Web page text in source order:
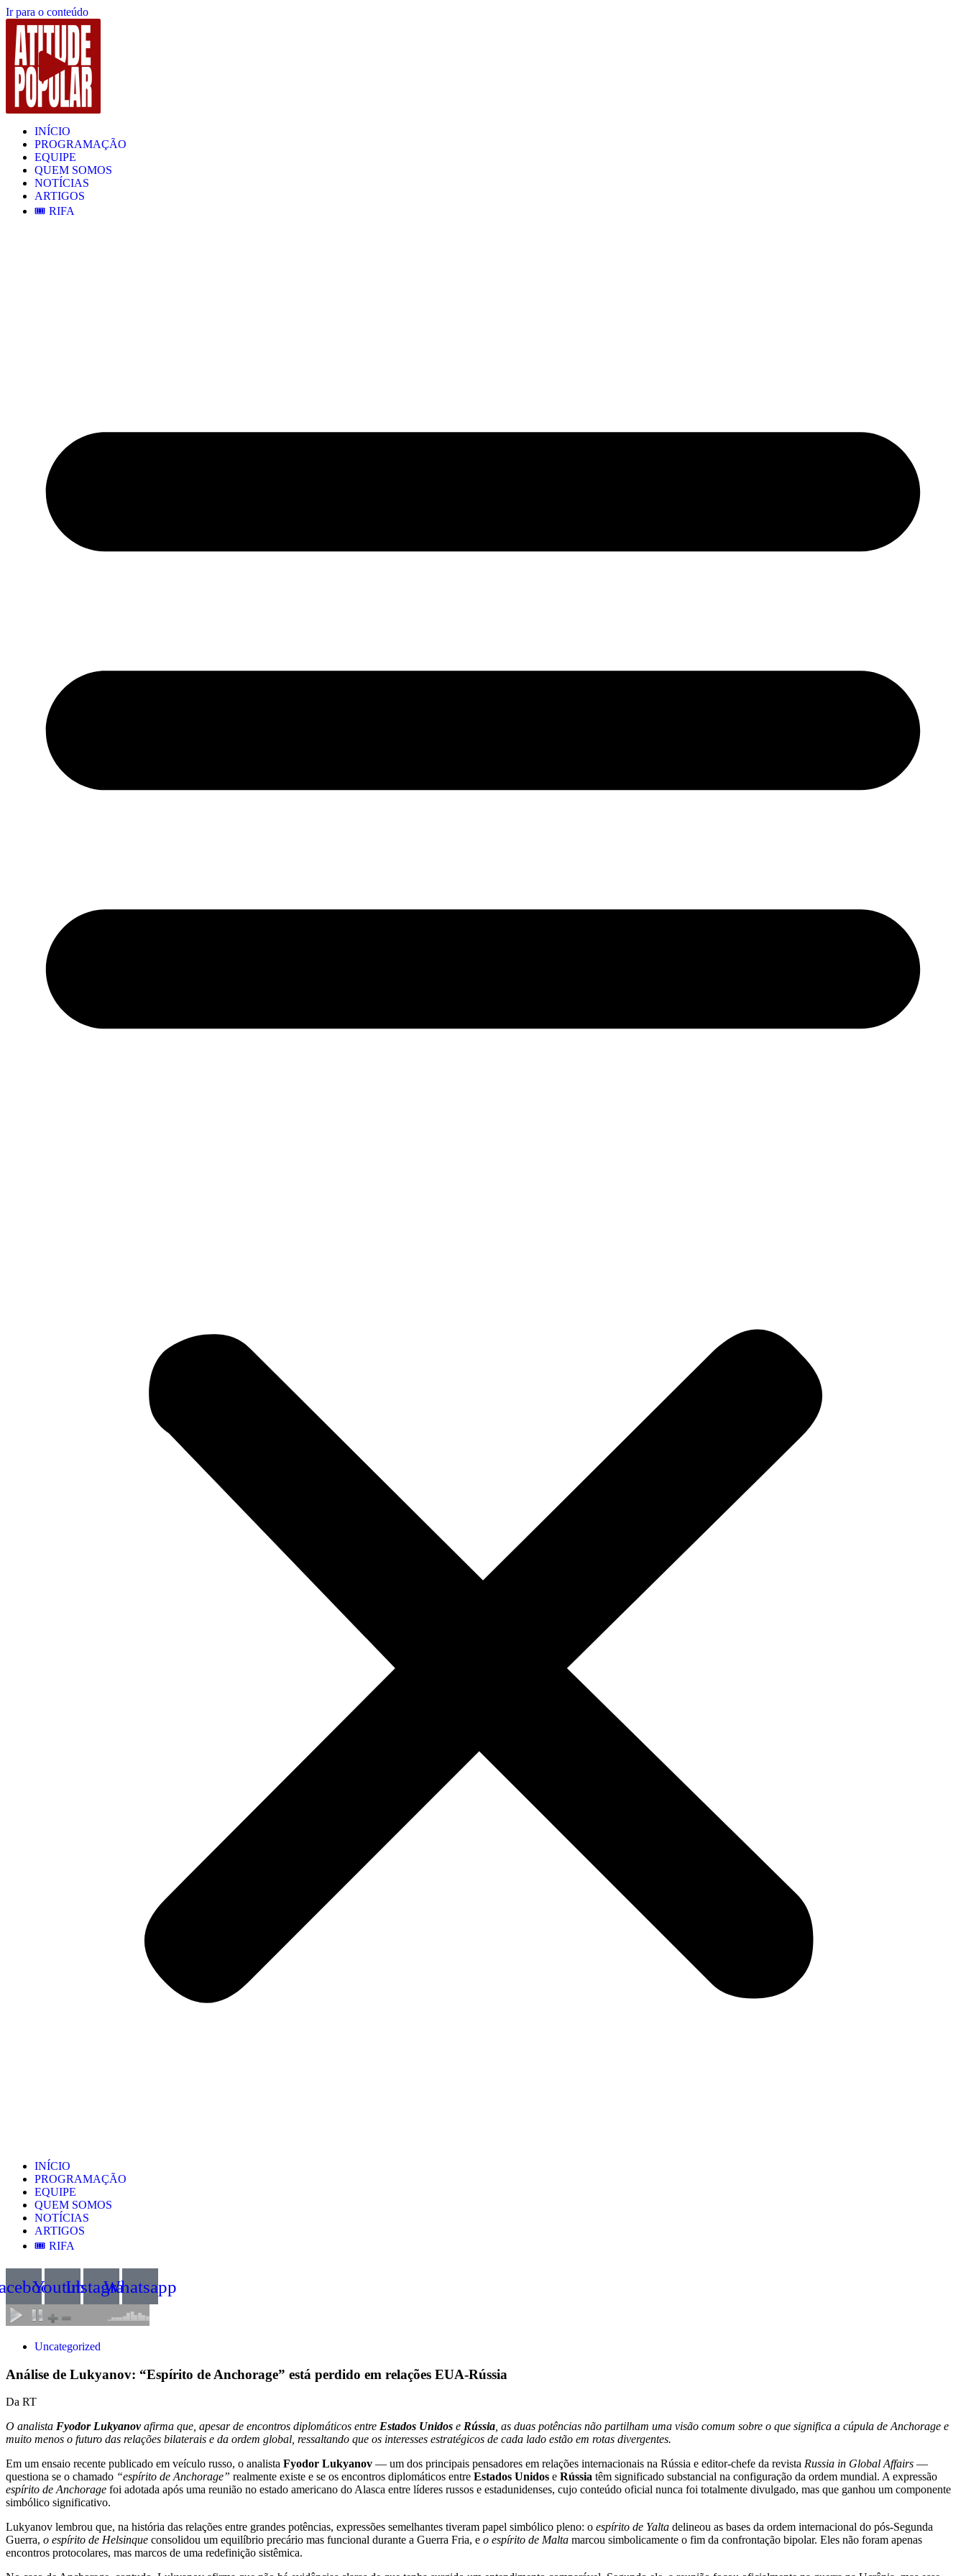
Ir para o conteúdo
INÍCIO
PROGRAMAÇÃO
EQUIPE
QUEM SOMOS
NOTÍCIAS
ARTIGOS
🎟️ RIFA
INÍCIO
PROGRAMAÇÃO
EQUIPE
QUEM SOMOS
NOTÍCIAS
ARTIGOS
🎟️ RIFA
YoutubeInstagramWhatsapp
Uncategorized
Análise de Lukyanov: “Espírito de Anchorage” está perdido em relações EUA-Rússia
Da RT
O analista Fyodor Lukyanovafirma que, apesar de encontros diplomáticos entre Estados Unidos e Rússia, as duas potências não partilham uma visão comum sobre o que significa a cúpula de Anchorage e
muito menos o futuro das relações bilaterais e da ordem global, ressaltando que os interesses estratégicos de cada lado estão em rotas divergentes.
Em um ensaio recente publicado em veículo russo, o analista Fyodor Lukyanov — um dos principais pensadores em relações internacionais na Rússia e editor-chefe da revista Russia in Global Affairs —
questiona se o chamado “espírito de Anchorage” realmente existe e se os encontros diplomáticos entre Estados Unidos e Rússia têm significado substancial na configuração da ordem mundial. A expressão
espírito de Anchorage foi adotada após uma reunião no estado americano do Alasca entre líderes russos e estadunidenses, cujo conteúdo oficial nunca foi totalmente divulgado, mas que ganhou um componente
simbólico significativo.
Lukyanov lembrou que, na história das relações entre grandes potências, expressões semelhantes tiveram papel simbólico pleno: o espírito de Yalta delineou as bases da ordem internacional do pós-Segunda
Guerra, o espírito de Helsinque consolidou um equilíbrio precário mas funcional durante a Guerra Fria, e o espírito de Malta marcou simbolicamente o fim da confrontação bipolar. Eles não foram apenas
encontros protocolares, mas marcos de uma redefinição sistêmica.